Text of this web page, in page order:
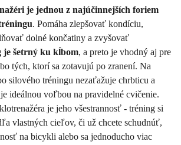
je jednou z najúčinnejších foriem
. Pomáha zlepšovať kondíciu,
dolné končatiny a zvyšovať
je šetrný ku kĺbom, a preto je vhodný aj pre
tých, ktorí sa zotavujú po zranení. Na
silového tréningu nezaťažuje chrbticu a
ideálnou voľbou na pravidelné cvičenie.
je jeho všestrannosť - tréning si
vlastných cieľov, či už chcete schudnúť,
na bicykli alebo sa jednoducho viac